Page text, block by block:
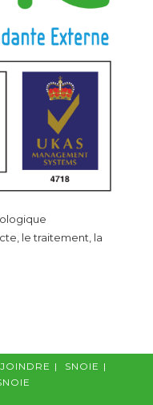
le traitement, la
SNOIE